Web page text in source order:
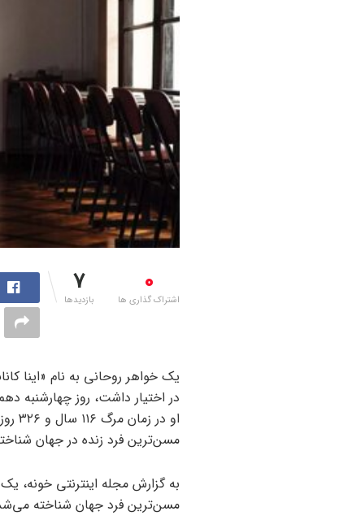
0
اشتراک گذاری ها
7
بازدیدها
یک خواهر روحانی به نام «اینا
او
مسن‌ترین فرد زنده در جهان
به گزارش مجله اینترنتی خونه، یک
مسن‌ترین فرد جهان شناخته می‌شد، در سن ۱۱۶